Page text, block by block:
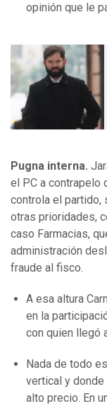
opinión que le
Pugna interna.
el PC a contrapelo
controla el partido,
otras prioridades,
caso Farmacias,
administración
fraude al fisco.
A esa altura
en la
con quien llegó
Nada de todo
vertical y
alto precio. En